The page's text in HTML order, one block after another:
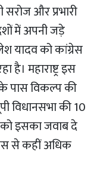
और प्रभारी
में अपनी जड़े
यादव को कांग्रेस
महाराष्ट्र इस
पास विकल्प की
विधानसभा की 10
इसका जवाब दे
से कहीं अधिक